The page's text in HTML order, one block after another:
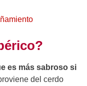
es más sabroso si
del cerdo